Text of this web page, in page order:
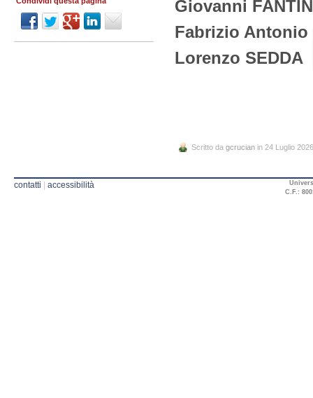
Giovanni
Fabrizio Antonio
Lorenzo SEDDA
Scritto da gcrucian in 24 Luglio 2026
contatti accessibilità
C.F.: